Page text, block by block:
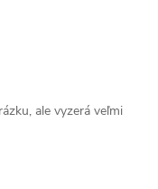
ale vyzerá veľmi